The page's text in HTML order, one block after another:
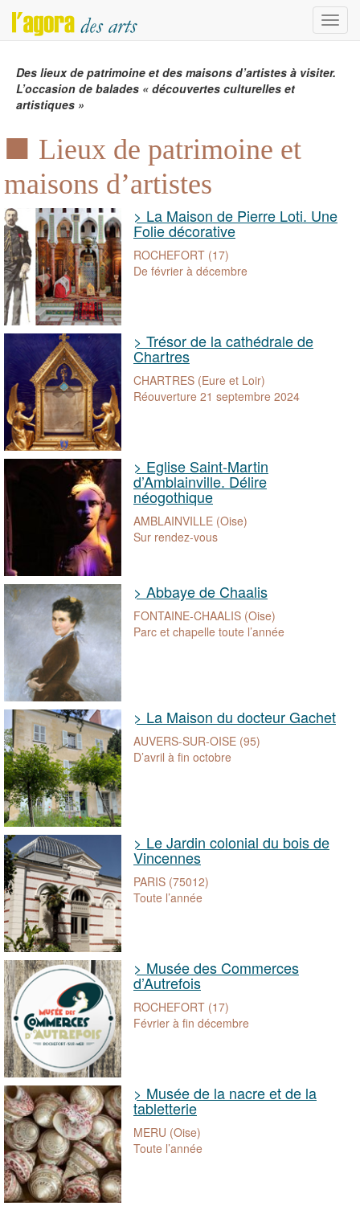
Menu
Des lieux de patrimoine et des maisons d’artistes à visiter.
L’occasion de balades « découvertes culturelles et
artistiques »
Lieux de patrimoine et
maisons d’artistes
> La Maison de Pierre Loti. Une
Folie décorative
ROCHEFORT (17)
De février à décembre
> Trésor de la cathédrale de
Chartres
CHARTRES (Eure et Loir)
Réouverture 21 septembre 2024
> Eglise Saint-Martin
d’Amblainville. Délire
néogothique
AMBLAINVILLE (Oise)
Sur rendez-vous
> Abbaye de Chaalis
FONTAINE-CHAALIS (Oise)
Parc et chapelle toute l’année
> La Maison du docteur Gachet
AUVERS-SUR-OISE (95)
D’avril à fin octobre
> Le Jardin colonial du bois de
Vincennes
PARIS (75012)
Toute l’année
> Musée des Commerces
d’Autrefois
ROCHEFORT (17)
Février à fin décembre
> Musée de la nacre et de la
tabletterie
MERU (Oise)
Toute l’année